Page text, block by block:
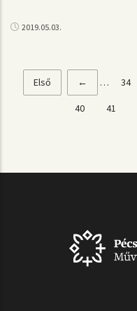
2019.05.03.
Oldalszámozás
Első
Első
Előző
← … Page
34
Page
40 Page
41